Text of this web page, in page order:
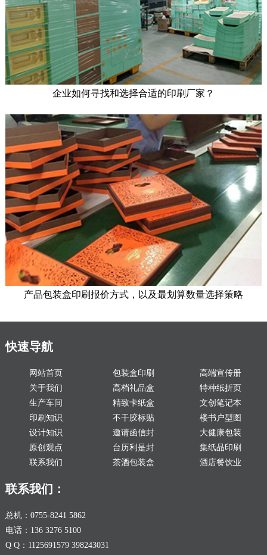
企业如何寻找和选择合适的印刷厂家？
产品包装盒印刷报价方式，以及最划算数量选择策略
快速导航
网站首页
关于我们
生产车间
印刷知识
设计知识
原创观点
联系我们
包装盒印刷
高档礼品盒
精致卡纸盒
不干胶标贴
邀请函信封
台历利是封
茶酒包装盒
高端宣传册
特种纸折页
文创笔记本
楼书户型图
大健康包装
集纸品印刷
酒店餐饮业
联系我们：
总机：0755-8241 5862
电话：136 3276 5100
Q Q：1125691579 398243031